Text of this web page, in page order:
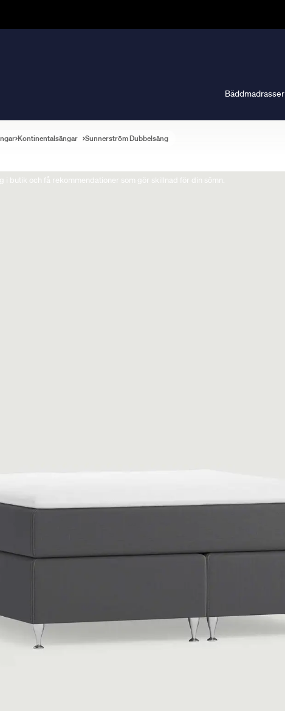
i butik och få rekommendationer som gör skillnad för din sömn.
Bäddmadrasser
Kontinentalsängar Sunnerström Dubbelsäng